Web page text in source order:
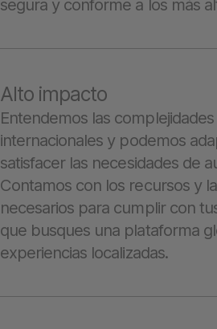
segura y conforme a los más
Alto impacto
Entendemos las
internacionales y podemos
satisfacer las necesidades de
Contamos con los recursos y
necesarios para cumplir con
que busques una plataforma
experiencias localizadas.